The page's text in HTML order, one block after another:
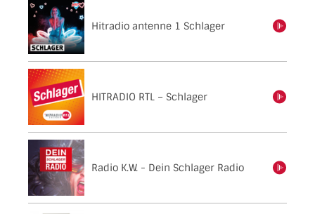
Hitradio antenne 1 Schlagereinschalten
HITRADIO RTL – Schlagereinschalten
Radio K.W. - Dein Schlager Radio
einschalten